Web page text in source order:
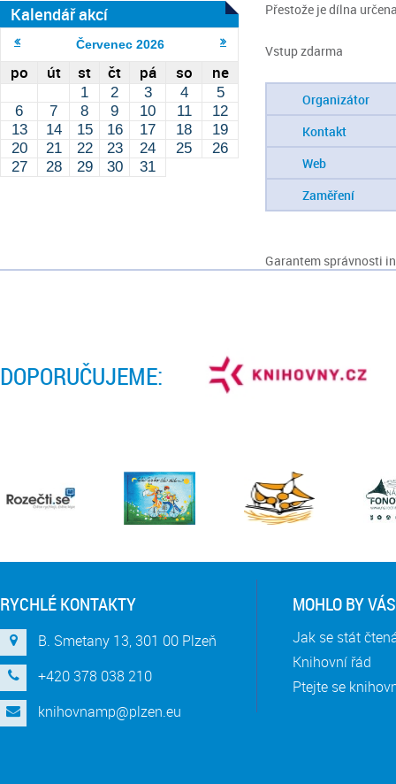
Přestože je dílna
Vstup zdarma
Organizátor
Kontakt
Web
Zaměření
Garantem správnosti
Kalendář akcí
Červenec 2026
po út st čt pá so ne
1 2 3 4
5
6
7 8 9 10 11
12
13
14 15 16 17 18
19
20
21 22 23 24 25
26
27
28 29 30 31
DOPORUČUJEME:
RYCHLÉ KONTAKTY
B. Smetany 13, 301 00 Plzeň
+420 378 038 210
knihovnamp@plzen.eu
MOHLO BY
Jak se stát
Knihovní řád
Ptejte se